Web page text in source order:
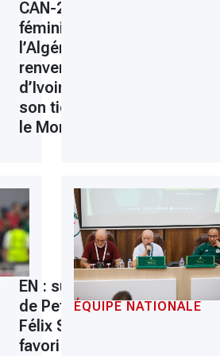
CAN-2026
féminine :
l’Algérie
renverse la Côte
d’Ivoire et valide
son ticket pour
le Mondial 2027
EN : succession
de Petkovic,
Félix Sánchez
favori
ÉQUIPE NATIONALE